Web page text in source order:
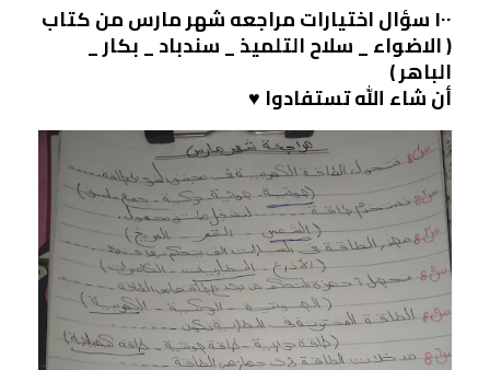
١٠٠ سؤال اختيارات مراجعه شهر مارس من كتاب
( الاضواء _ سلاح التلميذ _ سندباد _ بكار _
الباهر )
أن شاء الله تستفادوا ♥️